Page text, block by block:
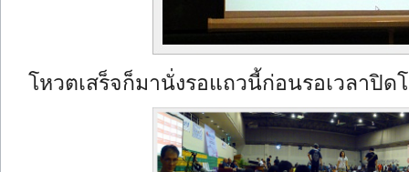
โหวตเสร็จก็มานั่งรอแถวนี้ก่อนรอเวลาปิด